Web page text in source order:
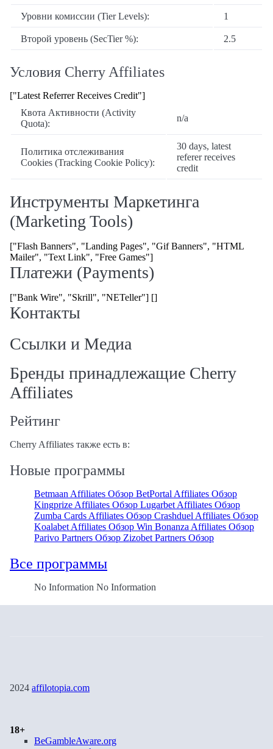
Уровни комиссии (Tier Levels): 1
Второй уровень (SecTier %): 2.5
Условия Cherry Affiliates
["Latest Referrer Receives Credit"]
Квота Активности (Activity
Quota):
n/a
Политика отслеживания
Cookies (Tracking Cookie Policy):
30 days, latest
referer receives
credit
Инструменты Маркетинга
(Marketing Tools)
["Flash Banners", "Landing Pages", "Gif Banners", "HTML
Mailer", "Text Link", "Free Games"]
Платежи (Payments)
["Bank Wire", "Skrill", "NETeller"] []
Контакты
Ссылки и Медиа
Бренды принадлежащие Cherry
Affiliates
Рейтинг
Cherry Affiliates также есть в:
Новые программы
Betmaan Affiliates Обзор BetPortal Affiliates Обзор
Kingprize Affiliates Обзор Lugarbet Affiliates Обзор
Zumba Cards Affiliates Обзор Crashduel Affiliates Обзор
Koalabet Affiliates Обзор Win Bonanza Affiliates Обзор
Parivo Partners Обзор Zizobet Partners Обзор
Все программы
No Information No Information
2024 affilotopia.com
18+
BeGambleAware.org